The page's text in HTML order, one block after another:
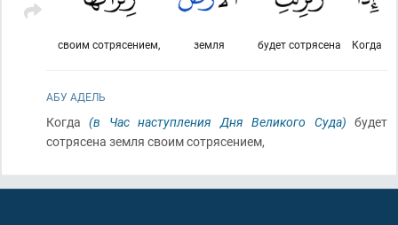
Когда
будет сотрясена
земля
своим сотрясением,
АБУ АДЕЛЬ
Когда(в Час наступления Дня Великого Суда) будет
сотрясена земля своим сотрясением,